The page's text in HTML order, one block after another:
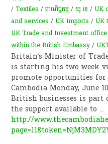
/Textiles /ពាណិជ្ជកម្ម /យូ​ ខេ /UK
and services /UK Imports /UK
UK Trade and Investment office
within the British Embassy /
Britain’s Minister of
is starting his two week
promote opportunities
Cambodia Monday, June
British businesses is part
the support available to...
http://